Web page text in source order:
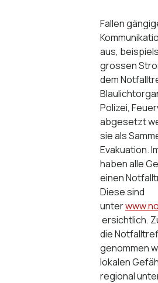
Fallen
aus,
grossen
dem
Polizei,
abgesetzt
sie als
Evakuation.
haben alle
einen
Diese sind
unter
ersichtlich.
die
genommen
lokalen
regional